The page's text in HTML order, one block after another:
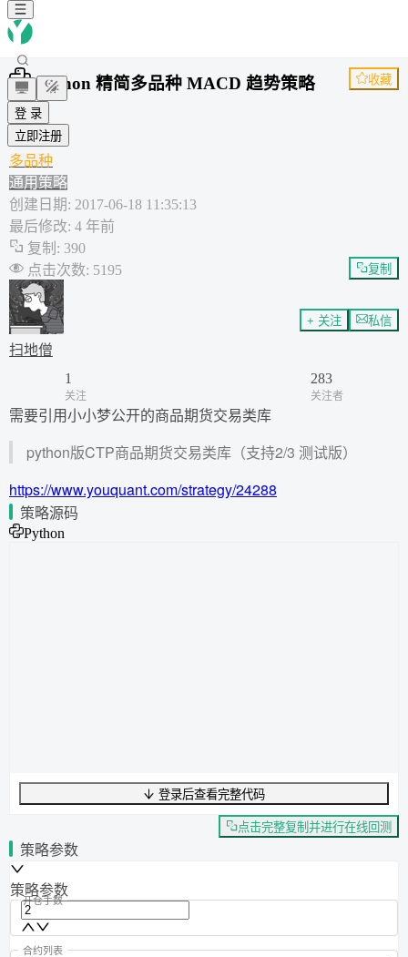
登 录
立即注册
Python 精简多品种 MACD 趋势策略 收藏
趋势
Python
MACD
多品种
通用策略
创建日期: 2017-06-18 11:35:13
最后修改: 4 年前
复制 : 390
点击次数: 5195 复制
扫地僧
+ 关注 私信
1
关注
283
关注者
需要引用小小梦公开的商品期货交易类库
python版CTP商品期货交易类库（支持2/3 测试版）
https://www.youquant.com/strategy/24288
策略源码
Python
UTF-81782 字节222 字数0 行行 1,列 0
登录后查看完整代码
点击完整复制并进行在线回测
策略参数
策略参数
开仓手数
合约列表